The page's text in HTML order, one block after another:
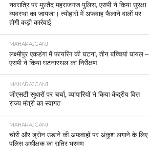
नवरात्रि पर मुस्तैद महराजगंज पुलिस, एसपी ने किया सुरक्षा
व्यवस्था का जायजा। त्योहारों में अफवाह फैलाने वालों पर
होगी कड़ी कार्रवाई
MAHARAJGANJ
लक्ष्मीपुर एकडंगा में फायरिंग की घटना, तीन बच्चियां घायल –
एसपी ने किया घटनास्थल का निरीक्षण
MAHARAJGANJ
जीएसटी सुधारों पर चर्चा, व्यापारियों ने किया केंद्रीय वित्त
राज्य मंत्री का स्वागत
MAHARAJGANJ
चोरी और ड्रोन उड़ाने की अफवाहों पर अंकुश लगाने के लिए
पुलिस अधीक्षक का रात्रि भ्रमण